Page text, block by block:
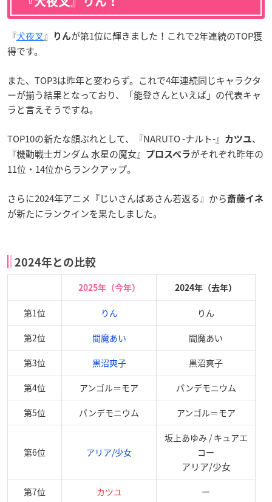
『犬夜叉』 りんが第1位に輝きました！これで2年連続のTOP獲
得です。
また、TOP3は昨年と変わらず。これで4年連続同じキャラクタ
ーが揃う結果となっており、「能登さんといえば」の代表キャ
ラと言えそうですね。
TOP10の新たな顔ぶれとして、『NARUTO -ナルト-』 カツユ 、
『機動戦士ガンダム 水星の魔女』
プロスペラがそれぞれ昨年の
11位・14位からランクアップ。
さらに2024年アニメ『じいさんばあさん若返る』から斎藤イネ
が新たにランクインを果たしました。
2024年との比較
2025年（今年） 2024年（去年）
第1位 りん りん
第2位 閻魔あい 閻魔あい
第3位 黒沼爽子 黒沼爽子
第4位 アンゴル＝モア パンデモニウム
第5位 パンデモニウム アンゴル＝モア
第6位 アリア/少女
坂上あゆみ / キュアエ
コー
アリア/少女
第7位 カツユ ー